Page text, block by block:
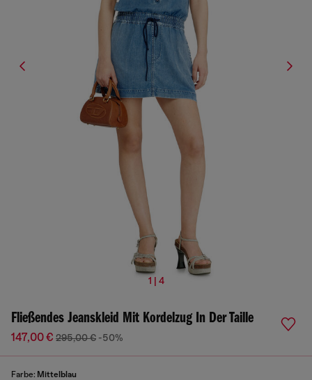
1 | 4
Fließendes Jeanskleid Mit Kordelzug In Der Taille
147,00 € 295,00 € -50%
Farbe: Mittelblau